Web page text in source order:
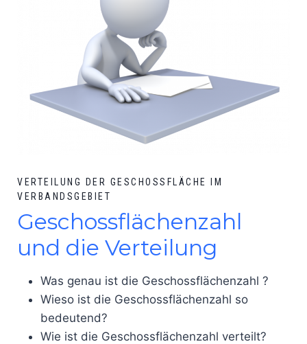
VERTEILUNG DER GESCHOSSFLÄCHE IM
VERBANDSGEBIET
Geschossflächenzahl
und die Verteilung
Was genau ist die Geschossflächenzahl ?
Wieso ist die Geschossflächenzahl so
bedeutend?
Wie ist die Geschossflächenzahl verteilt?